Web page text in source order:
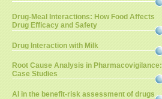
Drug-Meal Interactions: How Food Affects
Drug Efficacy and Safety
Drug Interaction with Milk
Root Cause Analysis in Pharmacovigilance:
Case Studies
AI in the benefit-risk assessment of drugs